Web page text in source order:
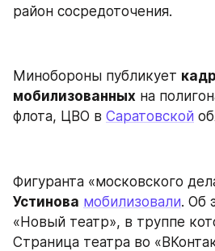
район сосредоточения.
Минобороны публикует
мобилизованных на
флота, ЦВО в Саратовской
Фигуранта «московского
Устинова мобилизовали. Об
«Новый театр», в труппе
Страница театра во